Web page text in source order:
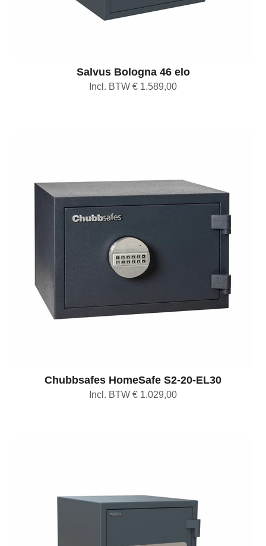
Salvus Bologna 46 elo
Incl. BTW € 1.589,00
Chubbsafes HomeSafe S2-20-EL30
Incl. BTW € 1.029,00